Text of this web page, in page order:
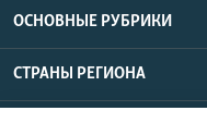
ОСНОВНЫЕ РУБРИКИ
СТРАНЫ РЕГИОНА